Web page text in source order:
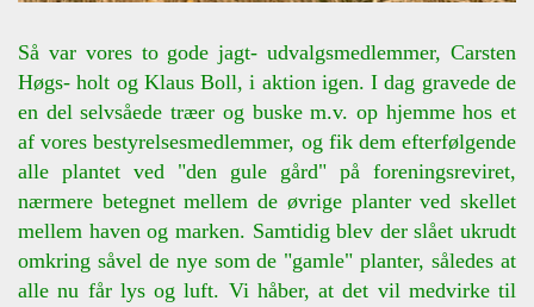
Så var vores to gode jagt- udvalgsmedlemmer, Carsten
Høgs- holt og Klaus Boll, i aktion igen. I dag gravede de
en del selvsåede træer og buske m.v. op hjemme hos et
af vores bestyrelsesmedlemmer, og fik dem efterfølgende
alle plantet ved "den gule gård" på foreningsreviret,
nærmere betegnet mellem de øvrige planter ved skellet
mellem haven og marken. Samtidig blev der slået ukrudt
omkring såvel de nye som de "gamle" planter, således at
alle nu får lys og luft. Vi håber, at det vil medvirke til